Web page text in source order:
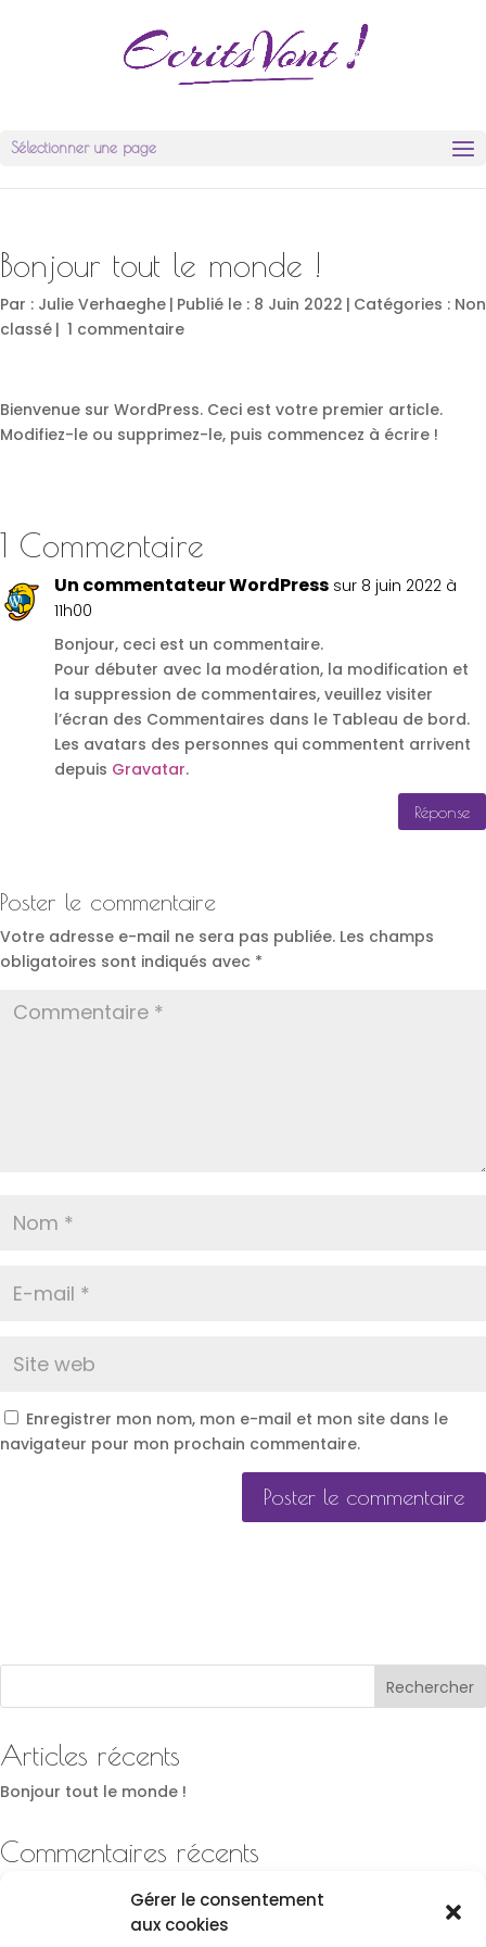
Gérer le consentement
aux cookies
Sélectionner une page
Bonjour tout le monde !
Par : Julie Verhaeghe | Publié le : 8 Juin 2022 | Catégories : Non
classé | 1 commentaire
Bienvenue sur WordPress. Ceci est votre premier article.
Modifiez-le ou supprimez-le, puis commencez à écrire !
1 Commentaire
Un commentateur WordPress sur 8 juin 2022 à
11h00
Bonjour, ceci est un commentaire.
Pour débuter avec la modération, la modification et
la suppression de commentaires, veuillez visiter
l’écran des Commentaires dans le Tableau de bord.
Les avatars des personnes qui commentent arrivent
depuis Gravatar.
Réponse
Poster le commentaire
Votre adresse e-mail ne sera pas publiée. Les champs
obligatoires sont indiqués avec *
Enregistrer mon nom, mon e-mail et mon site dans le
navigateur pour mon prochain commentaire.
Rechercher
Articles récents
Bonjour tout le monde !
Commentaires récents
Un commentateur WordPress sur Bonjour tout le monde !